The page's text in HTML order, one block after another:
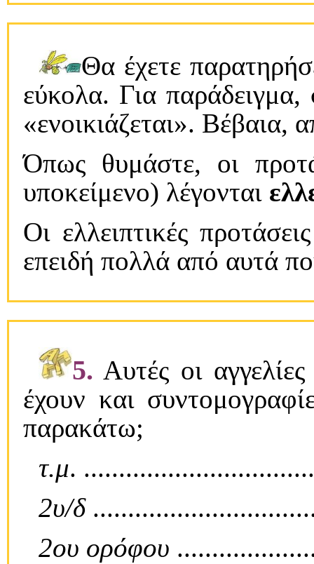
Θα έχετε
εύκολα. Για
«ενοικιάζεται». Bέβαια,
Όπως θυμάστε, οι
υποκείμενο) λέγονται
Oι ελλειπτικές
επειδή πολλά από αυτά
5. Aυτές οι
έχουν και
παρακάτω;
τ.μ.
2υ/δ
2ου ορόφου